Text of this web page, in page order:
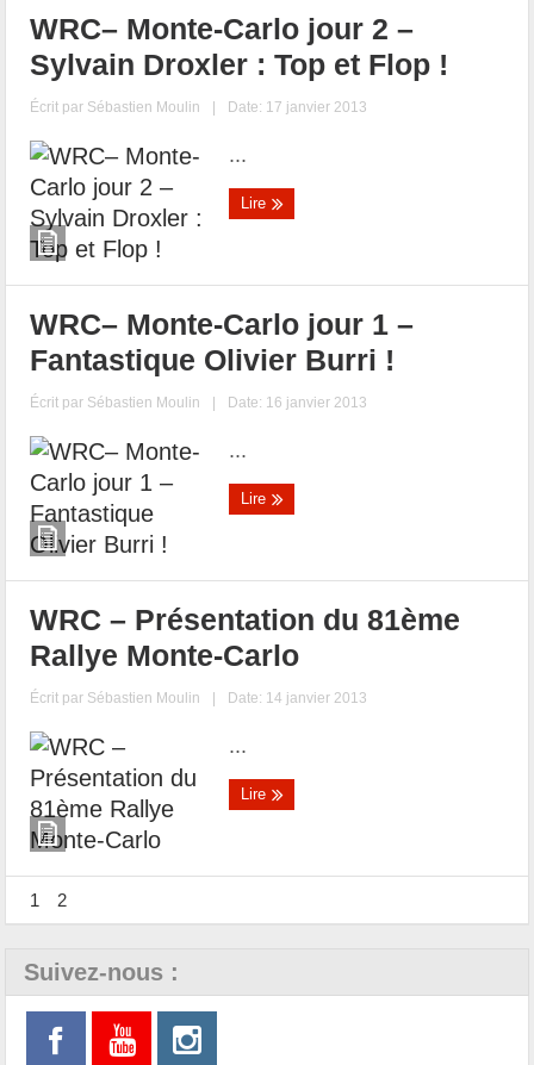
WRC– Monte-Carlo jour 2 –
Sylvain Droxler : Top et Flop !
Écrit par Sébastien Moulin | Date: 17 janvier 2013
...
Lire
WRC– Monte-Carlo jour 1 –
Fantastique Olivier Burri !
Écrit par Sébastien Moulin | Date: 16 janvier 2013
...
Lire
WRC – Présentation du 81ème
Rallye Monte-Carlo
Écrit par Sébastien Moulin | Date: 14 janvier 2013
...
Lire
1 2
Suivez-nous :